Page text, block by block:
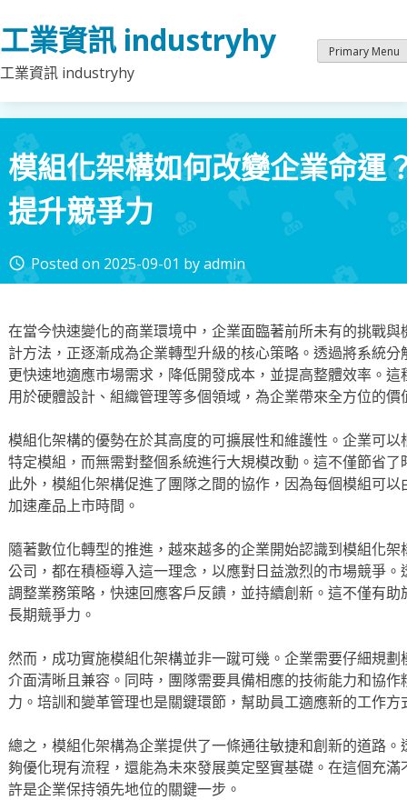
to
content
工業資訊 industryhy
工業資訊 industryhy
Primary Menu
模組化架構如何改變企業命運
提升競爭力
access_time Posted on 2025-09-01 byadmin
在當今快速變化的商業環境中，企業面臨著前所未有的挑戰
計方法，正逐漸成為企業轉型升級的核心策略。透過將系統
更快速地適應市場需求，降低開發成本，並提高整體效率。
用於硬體設計、組織管理等多個領域，為企業帶來全方位的價
模組化架構的優勢在於其高度的可擴展性和維護性。企業可
特定模組，而無需對整個系統進行大規模改動。這不僅節省
此外，模組化架構促進了團隊之間的協作，因為每個模組可
加速產品上市時間。
隨著數位化轉型的推進，越來越多的企業開始認識到模組化
公司，都在積極導入這一理念，以應對日益激烈的市場競爭
調整業務策略，快速回應客戶反饋，並持續創新。這不僅有
長期競爭力。
然而，成功實施模組化架構並非一蹴可幾。企業需要仔細規
介面清晰且兼容。同時，團隊需要具備相應的技術能力和協
力。培訓和變革管理也是關鍵環節，幫助員工適應新的工作
總之，模組化架構為企業提供了一條通往敏捷和創新的道路
夠優化現有流程，還能為未來發展奠定堅實基礎。在這個充
許是企業保持領先地位的關鍵一步。